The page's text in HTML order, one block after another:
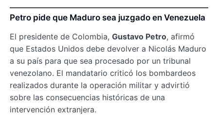
Petro pide que Maduro sea juzgado en Venezuela
El presidente de Colombia, Gustavo Petro, afirmó
que Estados Unidos debe devolver a Nicolás Maduro
a su país para que sea procesado por un tribunal
venezolano. El mandatario criticó los bombardeos
realizados durante la operación militar y advirtió
sobre las consecuencias históricas de una
intervención extranjera.